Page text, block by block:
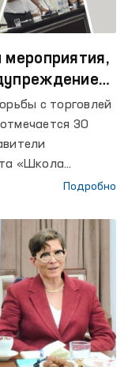
мероприятия,
с торговлей
30
«Школа
на повышение
и
Подробно